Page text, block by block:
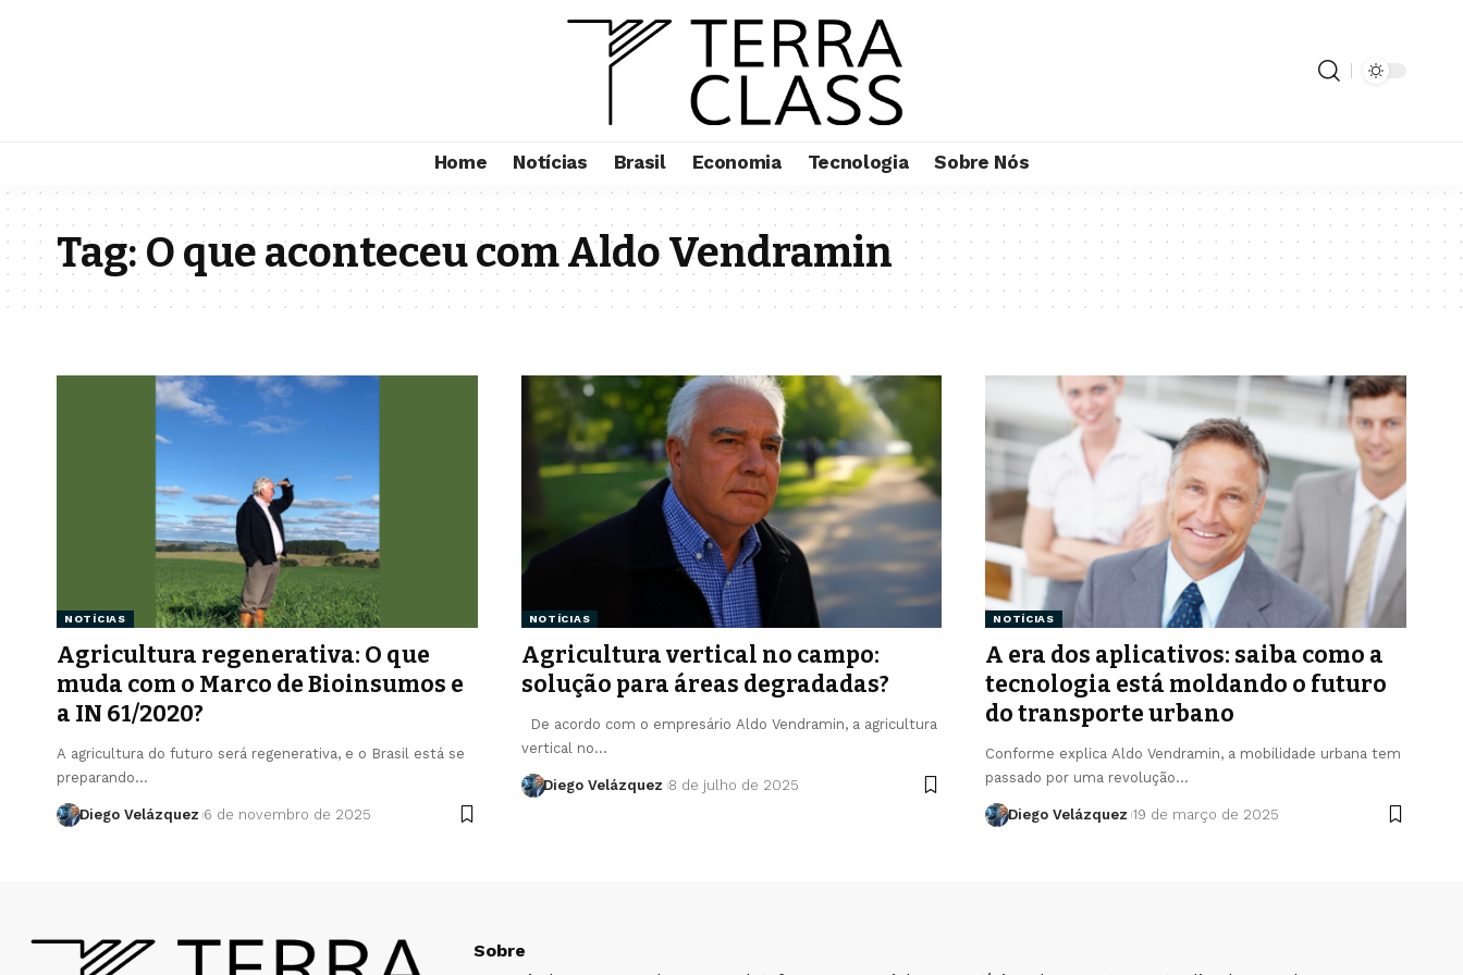
Home Notícias Brasil Economia Tecnologia Sobre Nós
Tag:O que aconteceu com Aldo Vendramin
NOTÍCIAS
Agricultura regenerativa: O que
muda com o Marco de Bioinsumos e
a IN 61/2020?
A agricultura do futuro será regenerativa, e o Brasil está se
preparando…
Diego Velázquez 6 de novembro de 2025
NOTÍCIAS
Agricultura vertical no campo:
solução para áreas degradadas?
De acordo com o empresário Aldo Vendramin, a agricultura
vertical no…
Diego Velázquez 8 de julho de 2025
NOTÍCIAS
A era dos aplicativos: saiba como a
tecnologia está moldando o futuro
do transporte urbano
Conforme explica Aldo Vendramin, a mobilidade urbana tem
passado por uma revolução…
Diego Velázquez 19 de março de 2025
Sobre